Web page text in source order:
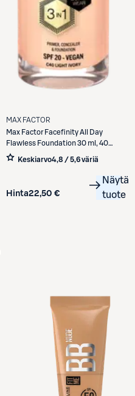
MAX FACTOR
Max Factor Facefinity All Day
Flawless Foundation 30 ml, 40
Light Ivory
Keskiarvo4,8 / 5,6 väriä
Hinta22,50 €
Näytä
tuote